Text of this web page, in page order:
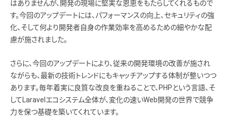
はありませんが、開発の現場に堅実な恩恵をもたらしてくれるもので
す。今回のアップデートには、パフォーマンスの向上、セキュリティの強
化、そして何より開発者自身の作業効率を高めるための細やかな配
慮が施されました。
さらに、今回のアップデートにより、従来の開発環境の改善が施され
ながらも、最新の技術トレンドにもキャッチアップする体制が整いつつ
あります。毎年着実に良質な改良を重ねることで、PHPという言語、そ
してLaravelエコシステム全体が、変化の速いWeb開発の世界で競争
力を保つ基礎を築いてくれています。